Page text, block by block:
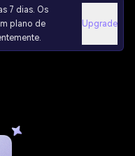
7 dias. Os
plano de
Upgrade